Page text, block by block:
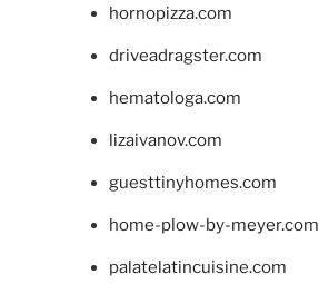
hornopizza.com
driveadragster.com
hematologa.com
lizaivanov.com
guesttinyhomes.com
home-plow-by-meyer.com
palatelatincuisine.com